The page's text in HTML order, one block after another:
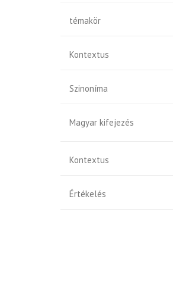
témakör
Kontextus
Szinoníma
Magyar kifejezés
Kontextus
Értékelés